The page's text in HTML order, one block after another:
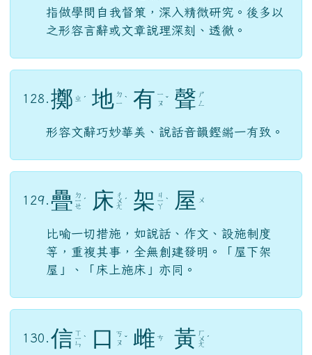
指做學問自我督策，深入精微研究。後多以
之形容言辭或文章說理深刻、透徹。
128. 擲 ㄓ ˊ 地
ㄉ
ㄧ ˋ 有 ㄡ ˇ 聲 ㄕ
ㄥ
形容文辭巧妙華美、說話音韻鏗鏘一有致。
129. 疊 ㄉ
ㄧ
ㄝ
ˊ 床 ㄔ
ㄨ
ㄤ
ˊ 架 ㄐ
ㄧ
ㄚ
ˋ 屋 ㄨ
比喻一切措施，如說話、作文、設施制度
等，重複其事，全無創建發明。「屋下架
屋」、「床上施床」亦同。
130. 信 ㄒ
ㄧ
ㄣ
ˋ 口
ㄎ
ㄡ ˇ 雌 ㄘ 黃 ㄏ
ㄨ
ㄤ
ˊ